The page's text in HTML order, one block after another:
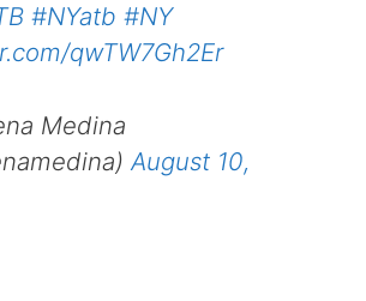
#NYatb #NY
qwTW7Gh2Er
Medina
August 10,